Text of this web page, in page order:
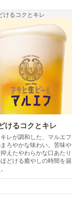
けるコクとキレ
レが調和した、マルエフ
ろやかな味わい。苦味や
えたやわらかな口あたり
どける癒やしの時間を届